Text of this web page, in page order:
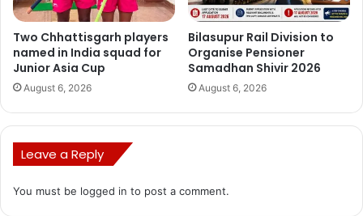
Manish Tiwari
Two Chhattisgarh players
named in India squad for
Junior Asia Cup
August 6, 2026
Bilasupur Rail Division to
Organise Pensioner
Samadhan Shivir 2026
August 6, 2026
Leave a Reply
You must be logged in to post a comment.